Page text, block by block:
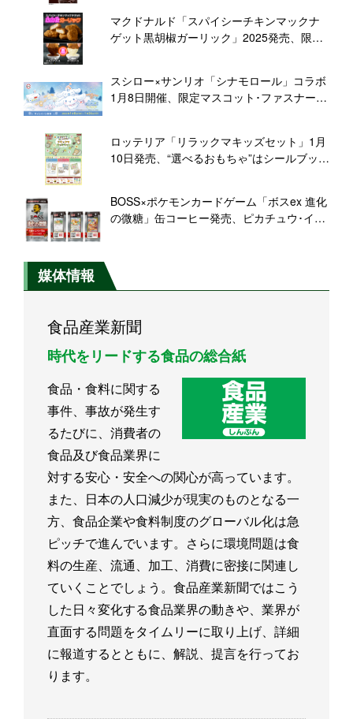
マクドナルド「スパイシーチキンマックナ
ゲット黒胡椒ガーリック」2025発売、限定
ナゲ大」も登場
スシロー×サンリオ「シナモロール」コラボ
1月8日開催、限定マスコット･ファスナーポ
ロッテリア「リラックマキッズセット」1月
10日発売、“選べるおもちゃ”はシールブッ
BOSS×ポケモンカードゲーム「ボスex 進化
の微糖」缶コーヒー発売、ピカチュウ･イー
媒体情報
食品産業新聞
時代をリードする食品の総合紙
食品・食料に関する
事件、事故が発生す
るたびに、消費者の
食品及び食品業界に
対する安心・安全への関心が高っています。
また、日本の人口減少が現実のものとなる一
方、食品企業や食料制度のグローバル化は急
ピッチで進んでいます。さらに環境問題は食
料の生産、流通、加工、消費に密接に関連し
ていくことでしょう。食品産業新聞ではこう
した日々変化する食品業界の動きや、業界が
直面する問題をタイムリーに取り上げ、詳細
に報道するとともに、解説、提言を行ってお
ります。